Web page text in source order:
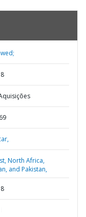
North Africa,
and Pakistan,